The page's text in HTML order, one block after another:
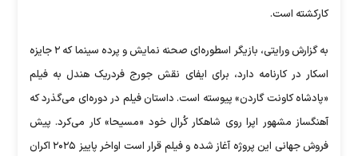
کارکشته است.
به گزارش ورایتی، بازیگر اسطوره‌ای صحنه نمایش و پرده سینما که ۲ جایزه
اسکار در کارنامه دارد، برای ایفای نقش جورج فردریک هندل به فیلم
«پادشاه کاونت گاردن» پیوسته است. داستان فیلم در دوره‌ای می‌گذرد که
آهنگساز مشهور اپرا روی شاهکار کُرال خود «مسیحا» کار می‌کرد. پیش
فروش جهانی این پروژه آغاز شده و فیلم قرار است اواخر پاییز ۲۰۲۵ اکران